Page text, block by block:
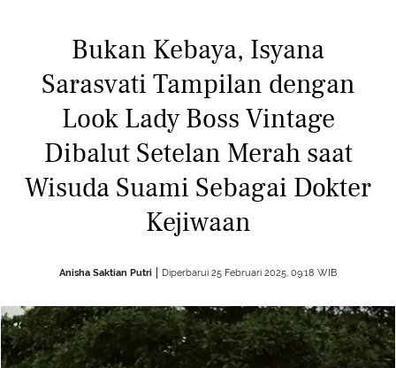
Bukan Kebaya, Isyana
Sarasvati Tampilan dengan
Look Lady Boss Vintage
Dibalut Setelan Merah saat
Wisuda Suami Sebagai Dokter
Kejiwaan
Anisha Saktian Putri Diperbarui 25 Februari 2025, 09:18 WIB